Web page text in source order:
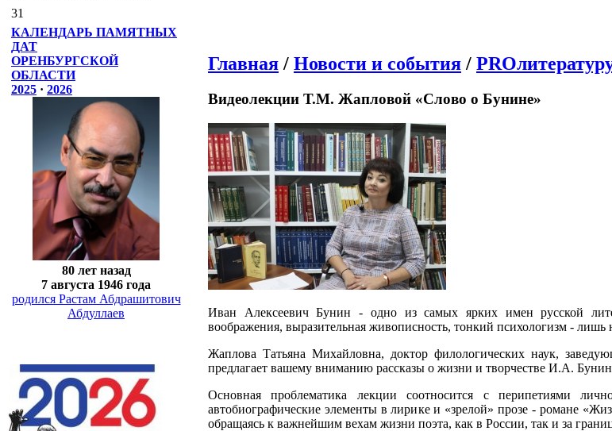
31
КАЛЕНДАРЬ ПАМЯТНЫХ
ДАТ
ОРЕНБУРГСКОЙ
ОБЛАСТИ
2025 · 2026
80 лет назад
7 августа 1946 года
родился Растам Абдрашитович
Абдуллаев
Главная / Новости и события /
Видеолекции Т.М. Жапловой «Слово о Бунине»
Иван Алексеевич Бунин - одно из самых ярких имен русской
воображения, выразительная живописность, тонкий психологизм - лишь
Жаплова Татьяна Михайловна, доктор филологических наук,
предлагает вашему вниманию рассказы о жизни и творчестве И.А.
Основная проблематика лекции соотносится с перипетиями
автобиографические элементы в лирике и «зрелой» прозе - романе
обращаясь к важнейшим вехам жизни поэта, как в России, так и за